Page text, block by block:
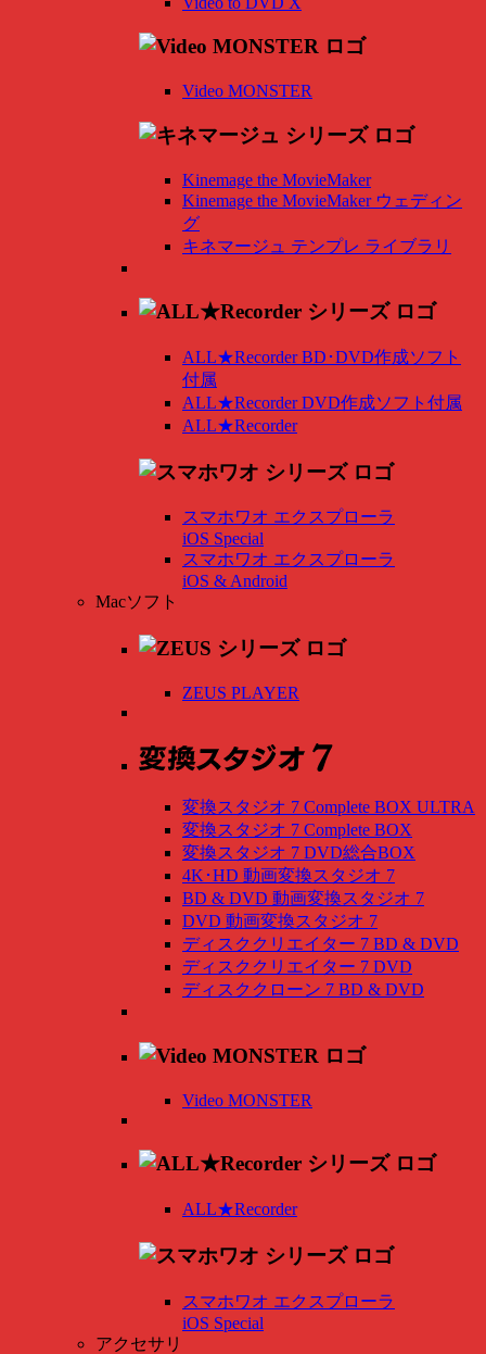
Video MONSTER
Kinemage the MovieMaker
Kinemage the MovieMaker ウェディン
グ
キネマージュ テンプレ ライブラリ
ALL★Recorder BD･DVD作成ソフト
付属
ALL★Recorder DVD作成ソフト付属
ALL★Recorder
スマホワオ エクスプローラ
iOS Special
スマホワオ エクスプローラ
iOS & Android
Macソフト
ZEUS PLAYER
変換スタジオ 7 Complete BOX ULTRA
変換スタジオ 7 Complete BOX
変換スタジオ 7 DVD総合BOX
4K･HD 動画変換スタジオ 7
BD & DVD 動画変換スタジオ 7
DVD 動画変換スタジオ 7
ディスククリエイター 7 BD & DVD
ディスククリエイター 7 DVD
ディスククローン 7 BD & DVD
Video MONSTER
ALL★Recorder
スマホワオ エクスプローラ
iOS Special
アクセサリ